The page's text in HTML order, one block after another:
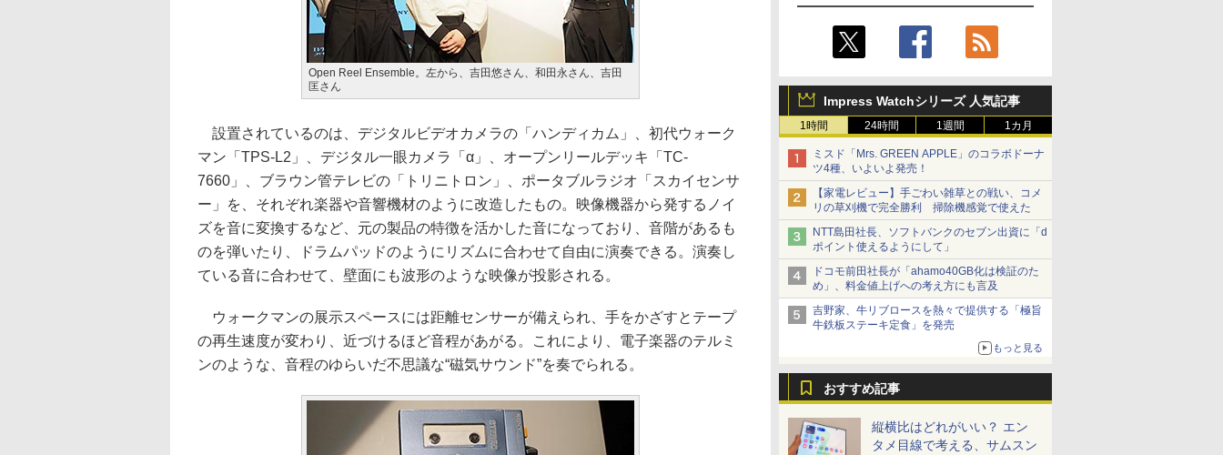
Impress Watchシリーズ 人気記事
1時間 24時間 1週間 1カ月
ミスド「Mrs. GREEN APPLE」のコラボドーナ
ツ4種、いよいよ発売！
【家電レビュー】手ごわい雑草との戦い、コメ
リの草刈機で完全勝利 掃除機感覚で使えた
NTT島田社長、ソフトバンクのセブン出資に「d
ポイント使えるようにして」
ドコモ前田社長が「ahamo40GB化は検証のた
め」、料金値上げへの考え方にも言及
吉野家、牛リブロースを熱々で提供する「極旨
牛鉄板ステーキ定食」を発売
もっと見る
おすすめ記事
縦横比はどれがいい？ エン
タメ目線で考える、サムスン
Open Reel Ensemble。左から、吉田悠さん、和田永さん、吉田
匡さん
設置されているのは、デジタルビデオカメラの「ハンディカム」、初代ウォーク
マン「TPS-L2」、デジタル一眼カメラ「α」、オープンリールデッキ「TC-
7660」、ブラウン管テレビの「トリニトロン」、ポータブルラジオ「スカイセンサ
ー」を、それぞれ楽器や音響機材のように改造したもの。映像機器から発するノイ
ズを音に変換するなど、元の製品の特徴を活かした音になっており、音階があるも
のを弾いたり、ドラムパッドのようにリズムに合わせて自由に演奏できる。演奏し
ている音に合わせて、壁面にも波形のような映像が投影される。
ウォークマンの展示スペースには距離センサーが備えられ、手をかざすとテープ
の再生速度が変わり、近づけるほど音程があがる。これにより、電子楽器のテルミ
ンのような、音程のゆらいだ不思議な“磁気サウンド”を奏でられる。